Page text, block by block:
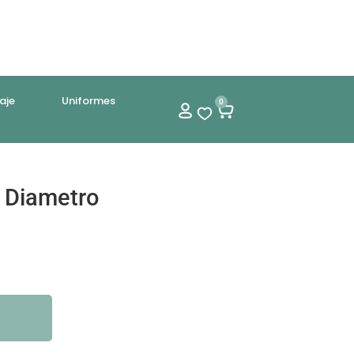
Uniformes
0
Diametro